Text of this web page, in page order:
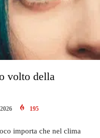
volto della
195
importa che nel clima